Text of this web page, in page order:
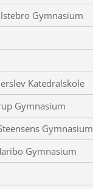
Gymnasium
Katedralskole
Gymnasium
Gymnasium
Gymnasium